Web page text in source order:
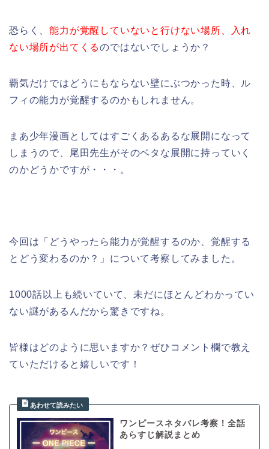
恐らく、能力が覚醒していないと行けない場所、入れ
ない場所が出てくるのではないでしょうか？
覇気だけではどうにもならない壁にぶつかった時、ル
フィの能力が覚醒するのかもしれません。
まあ少年漫画としてはすごくあるあるな展開になって
しまうので、尾田先生がそのベタな展開に持っていく
のかどうかですが・・・。
今回は「どうやったら能力が覚醒するのか、覚醒する
とどう変わるのか？」について考察してみました。
1000話以上も続いていて、未だにほとんどわかってい
ない謎があるんだから驚きですね。
皆様はどのように思いますか？ぜひコメント欄で教え
ていただけると嬉しいです！
ワンピースネタバレ考察！全話
あらすじ解説まとめ